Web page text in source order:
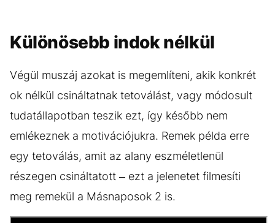
Különösebb indok nélkül
Végül muszáj azokat is megemlíteni, akik konkrét
ok nélkül csináltatnak tetoválást, vagy módosult
tudatállapotban teszik ezt, így később nem
emlékeznek a motivációjukra. Remek példa erre
egy tetoválás, amit az alany eszméletlenül
részegen csináltatott – ezt a jelenetet filmesíti
meg remekül a Másnaposok 2 is.